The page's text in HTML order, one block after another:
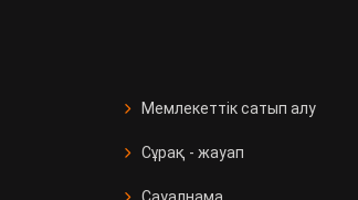
Мемлекеттік сатып алу
Сұрақ - жауап
Сауалнама